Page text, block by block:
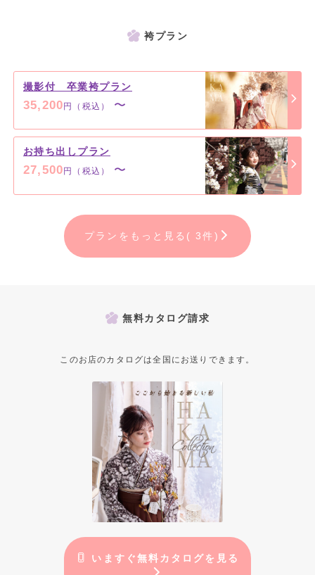
袴プラン
撮影付 卒業袴プラン
35,200円（税込） 〜
お持ち出しプラン
27,500 円（税込） 〜
プランをもっと見る( 3件)
無料カタログ請求
このお店のカタログは全国にお送りできます。
いますぐ無料カタログを見る